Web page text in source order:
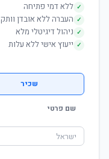
✓ ללא דמי פתיחה
✓ העברה ללא אובדן וותק
✓ ניהול דיגיטלי מלא
✓ ייעוץ אישי ללא עלות
שכיר
שם פרטי